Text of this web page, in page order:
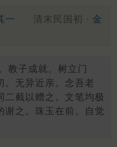
一 清末民国初 · 金
教子成就。树立门
。无异近亲。念吾老
二截以赠之。文笔均极
谢之。珠玉在前。自觉